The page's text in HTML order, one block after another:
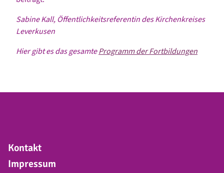
Sabine Kall, Öffentlichkeitsreferentin des Kirchenkreises
Leverkusen
Hier gibt es das gesamteProgramm der Fortbildungen
Kontakt
Impressum